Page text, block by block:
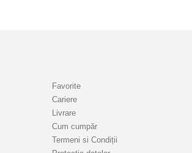
Favorite
Cariere
Livrare
Cum cumpăr
Termeni si Condiții